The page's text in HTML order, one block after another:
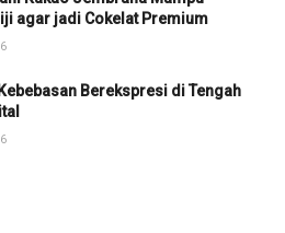
agar jadi Cokelat Premium
Berekspresi di Tengah